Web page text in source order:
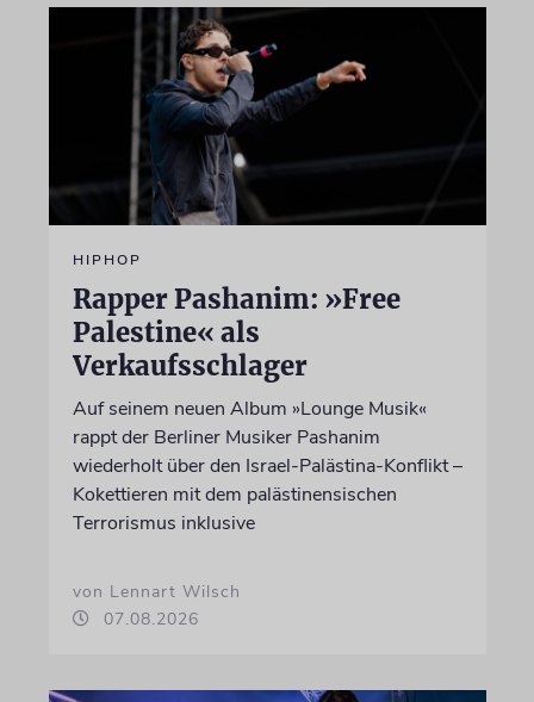
HIPHOP
Rapper Pashanim: »Free
Palestine« als
Verkaufsschlager
Auf seinem neuen Album »Lounge Musik«
rappt der Berliner Musiker Pashanim
wiederholt über den Israel-Palästina-Konflikt –
Kokettieren mit dem palästinensischen
Terrorismus inklusive
von Lennart Wilsch
07.08.2026